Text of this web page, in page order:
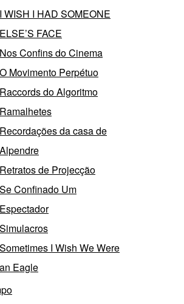
I WISH I HAD SOMEONE
ELSE’S FACE
Nos Confins do Cinema
O Movimento Perpétuo
Raccords do Algoritmo
Ramalhetes
Recordações da casa de
Alpendre
Retratos de Projecção
Se Confinado Um
Espectador
Simulacros
Sometimes I Wish We Were
an Eagle